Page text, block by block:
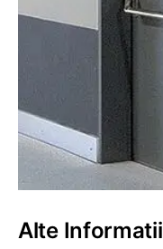
Alte Informatii